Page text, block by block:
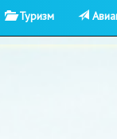
Туризм